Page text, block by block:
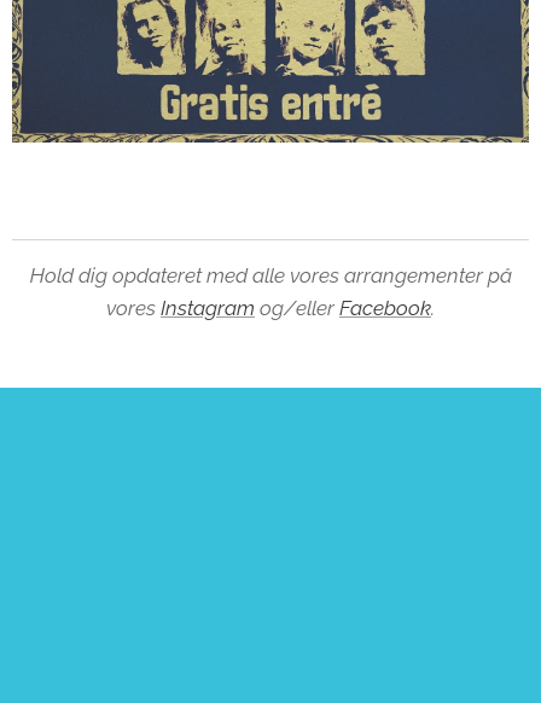
Hold dig opdateret med alle vores arrangementer på
vores Instagram og/ellerFacebook.